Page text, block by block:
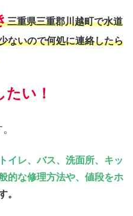
三重県三重郡川越町で水道
ないので何処に連絡したら
い！
トイレ、バス、洗面所、キッ
的な修理方法や、値段をホ
。